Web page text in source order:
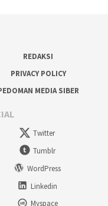
REDAKSI
PRIVACY POLICY
MEDIA SIBER
Twitter
Tumblr
WordPress
Linkedin
Myspace